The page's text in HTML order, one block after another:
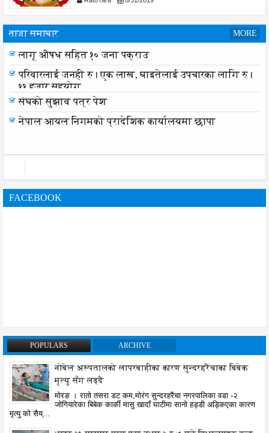
ताजा समाचार MORE
लागू औषध सहित १० जना पक्राउ
परिवारलाई जनही रु। एक लाख, घाइतेलाई उपचारका लागि रु।
११ हजार सहयोग
संघको सुझाव पत्र पेश
नेपाल आयल निगमको प्रादेशिक कार्यालयमा छापा
FACEBOOK
POPULARS ARCHIVE
नोबेल अस्पतालको लापरबाहीका कारण सुन्दरहरैंचाका बिबेक
मृत्यु सँग लड्दै
मोरङ । रातो तसरा डट कम,मोरंग सुन्दरहरैंचा नगरपालिका वडा -२
जोगियारेका बिबेक कार्की मासु खादाँ घाटीमा सानो हड्डी अड्किएका कारण
मृत्यु को सैय्...